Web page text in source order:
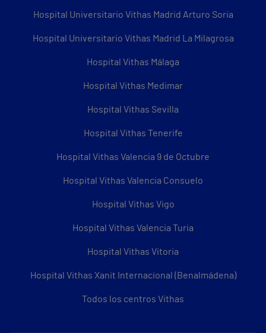
Hospital Universitario Vithas Madrid Arturo Soria
Hospital Universitario Vithas Madrid La Milagrosa
Hospital Vithas Málaga
Hospital Vithas Medimar
Hospital Vithas Sevilla
Hospital Vithas Tenerife
Hospital Vithas Valencia 9 de Octubre
Hospital Vithas Valencia Consuelo
Hospital Vithas Vigo
Hospital Vithas Valencia Turia
Hospital Vithas Vitoria
Hospital Vithas Xanit Internacional (Benalmádena)
Todos los centros Vithas